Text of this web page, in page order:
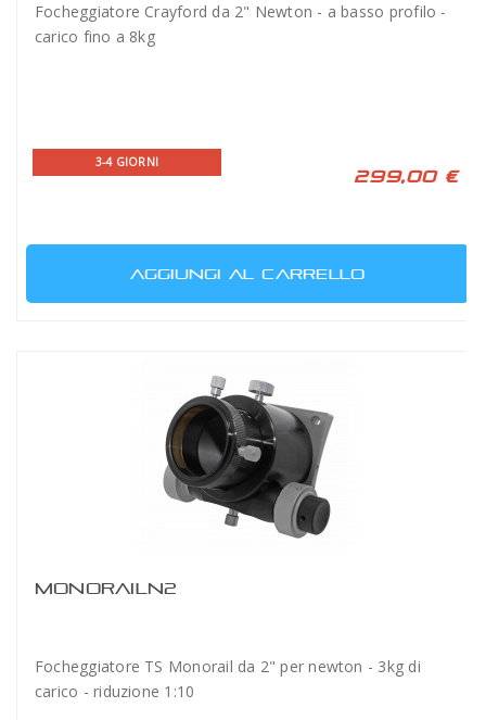
Focheggiatore Crayford da 2" Newton - a basso profilo -
carico fino a 8kg
3-4 GIORNI
299,00 €
AGGIUNGI AL CARRELLO
MONORAILN2
Focheggiatore TS Monorail da 2" per newton - 3kg di
carico - riduzione 1:10